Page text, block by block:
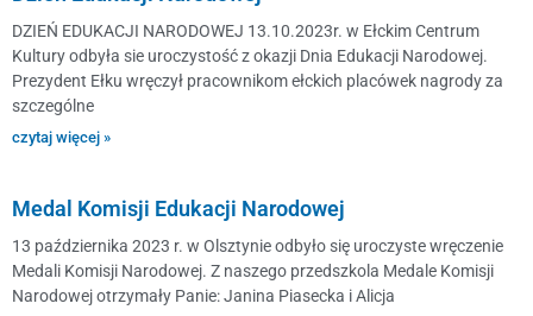
DZIEŃ EDUKACJI NARODOWEJ 13.10.2023r. w Ełckim Centrum
Kultury odbyła sie uroczystość z okazji Dnia Edukacji Narodowej.
Prezydent Ełku wręczył pracownikom ełckich placówek nagrody za
szczególne
czytaj więcej »
Medal Komisji Edukacji Narodowej
13 października 2023 r. w Olsztynie odbyło się uroczyste wręczenie
Medali Komisji Narodowej. Z naszego przedszkola Medale Komisji
Narodowej otrzymały Panie: Janina Piasecka i Alicja